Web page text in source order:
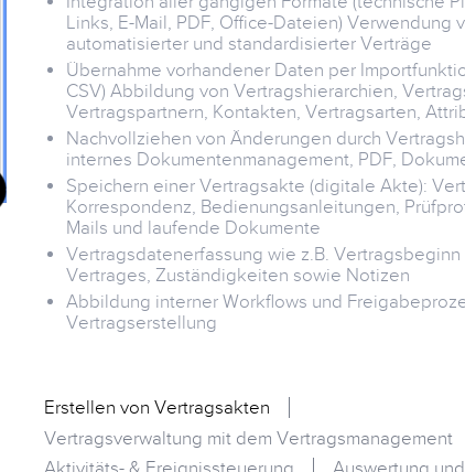
Links, E-Mail, PDF, Office-Dateien) Verwendung
automatisierter und standardisierter Verträge
Übernahme vorhandener Daten per
CSV) Abbildung von Vertragshierarchien,
Vertragspartnern, Kontakten, Vertragsarten,
Nachvollziehen von Änderungen durch
internes Dokumentenmanagement, PDF,
Speichern einer Vertragsakte (digitale Akte):
Korrespondenz, Bedienungsanleitungen,
Mails und laufende Dokumente
Vertragsdatenerfassung wie z.B.
Vertrages, Zuständigkeiten sowie Notizen
Abbildung interner Workflows und
Vertragserstellung
Erstellen von Vertragsakten
Vertragsverwaltung mit dem Vertragsmanagement